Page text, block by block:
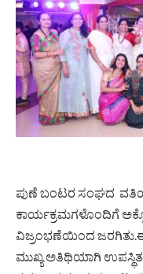
ಪುಣೆ ಬಂಟರ ಸಂಘದ
ಕಾರ್ಯಕ್ರಮಗಳೊಂದಿಗೆ
ವಿಜ್ರಂಭಣೆಯಿಂದ
ಮುಖ್ಯ ಅತಿಥಿಯಾಗಿ